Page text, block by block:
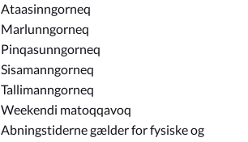
Ataasinngorneq
Marlunngorneq
Pinqasunngorneq
Sisamanngorneq
Tallimanngorneq
Weekendi matoqqavoq
Abningstiderne gælder for fysiske og